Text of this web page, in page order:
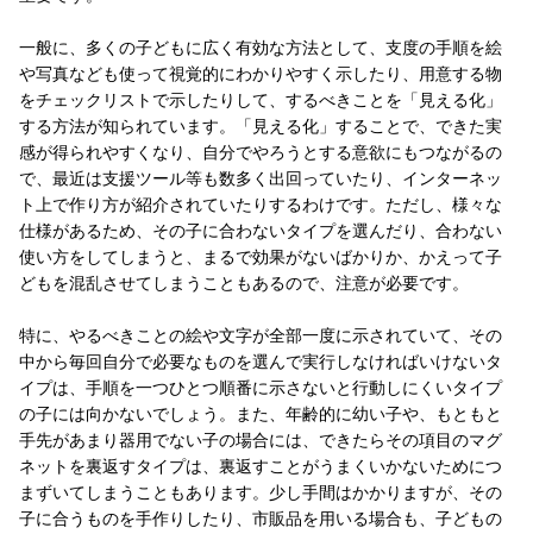
一般に、多くの子どもに広く有効な方法として、支度の手順を絵
や写真なども使って視覚的にわかりやすく示したり、用意する物
をチェックリストで示したりして、するべきことを「見える化」
する方法が知られています。「見える化」することで、できた実
感が得られやすくなり、自分でやろうとする意欲にもつながるの
で、最近は支援ツール等も数多く出回っていたり、インターネッ
ト上で作り方が紹介されていたりするわけです。ただし、様々な
仕様があるため、その子に合わないタイプを選んだり、合わない
使い方をしてしまうと、まるで効果がないばかりか、かえって子
どもを混乱させてしまうこともあるので、注意が必要です。
特に、やるべきことの絵や文字が全部一度に示されていて、その
中から毎回自分で必要なものを選んで実行しなければいけないタ
イプは、手順を一つひとつ順番に示さないと行動しにくいタイプ
の子には向かないでしょう。また、年齢的に幼い子や、もともと
手先があまり器用でない子の場合には、できたらその項目のマグ
ネットを裏返すタイプは、裏返すことがうまくいかないためにつ
まずいてしまうこともあります。少し手間はかかりますが、その
子に合うものを手作りしたり、市販品を用いる場合も、子どもの